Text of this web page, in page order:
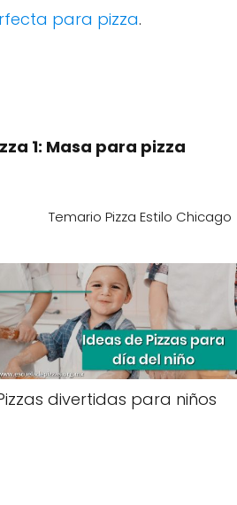
para pizza.
1: Masa para pizza
Temario Pizza Estilo Chicago
divertidas para niños